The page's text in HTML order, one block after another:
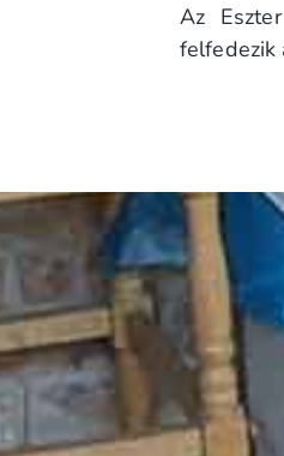
Az
felfedezik